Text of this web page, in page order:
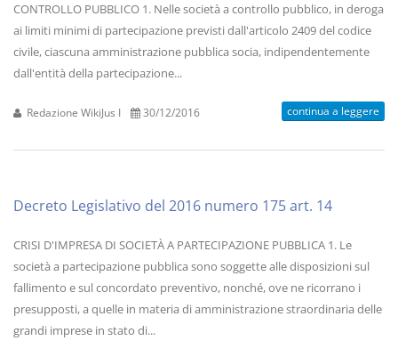
CONTROLLO PUBBLICO 1. Nelle società a controllo pubblico, in deroga
ai limiti minimi di partecipazione previsti dall'articolo 2409 del codice
civile, ciascuna amministrazione pubblica socia, indipendentemente
dall'entità della partecipazione...
Redazione WikiJus I 30/12/2016 continua a leggere
Decreto Legislativo del 2016 numero 175 art. 14
CRISI D'IMPRESA DI SOCIETÀ A PARTECIPAZIONE PUBBLICA 1. Le
società a partecipazione pubblica sono soggette alle disposizioni sul
fallimento e sul concordato preventivo, nonché, ove ne ricorrano i
presupposti, a quelle in materia di amministrazione straordinaria delle
grandi imprese in stato di...